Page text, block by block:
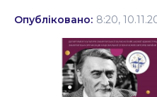
Події
Політика
Соціум
Опубліковано: 8:20,